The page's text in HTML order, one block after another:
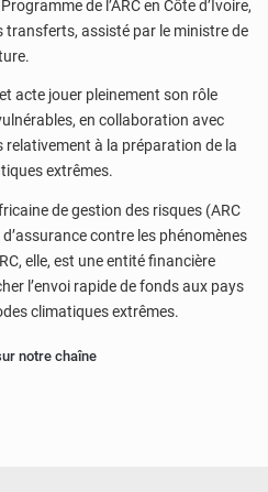
de l’ARC en Côte d’Ivoire,
transferts, assisté par le ministre de
acte jouer pleinement son rôle
en collaboration avec
relativement à la préparation de la
extrêmes.
de gestion des risques (ARC
contre les phénomènes
elle, est une entité financière
l’envoi rapide de fonds aux pays
climatiques extrêmes.
notre chaîne